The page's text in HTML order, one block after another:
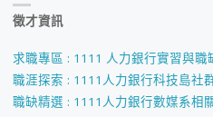
碩
士
灣
數
徵才資訊
求職專區 : 1111 人力銀行實習與職
職涯探索 : 1111人力銀行科技島社
職缺精選 : 1111人力銀行數媒系相